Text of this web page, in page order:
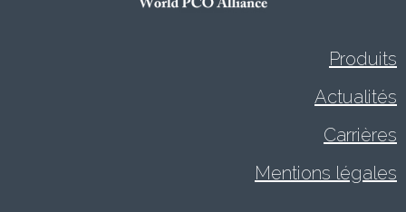
Produits
Actualités
Carrières
Mentions légales